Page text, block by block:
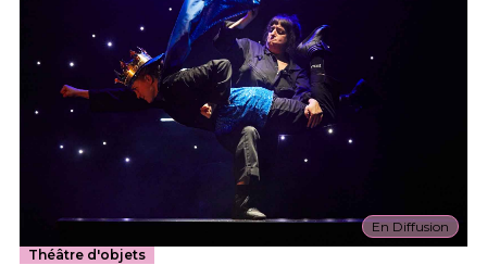
En Diffusion
Théâtre d'objets